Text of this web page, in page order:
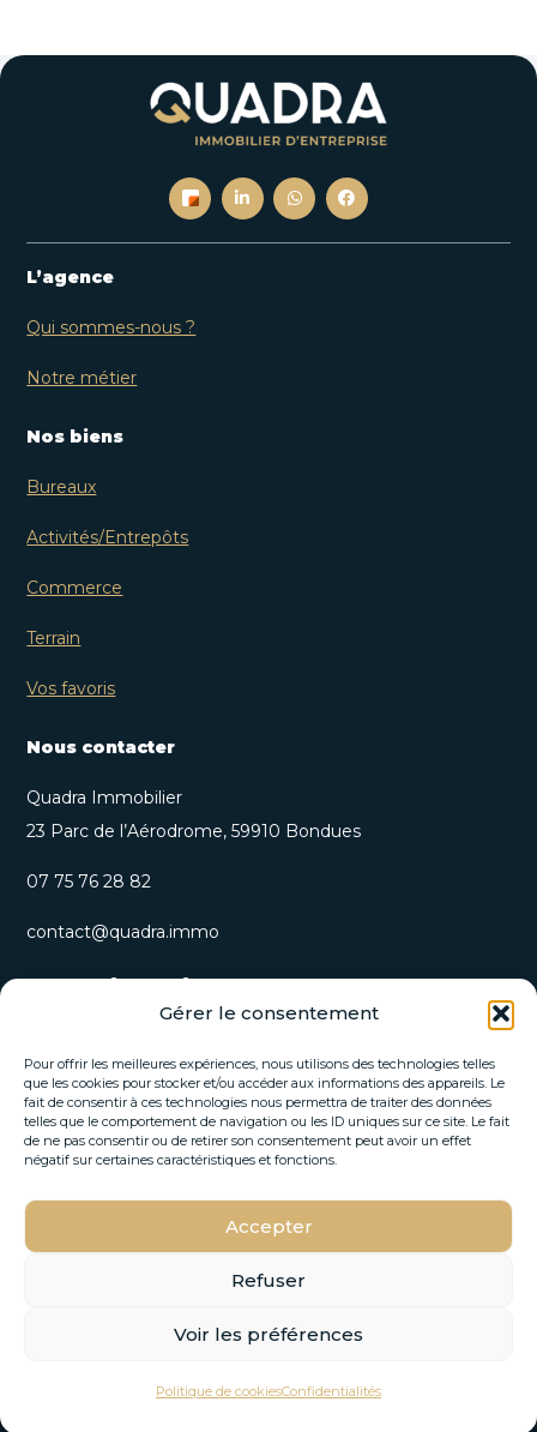
Gérer le consentement
Pour offrir les meilleures expériences, nous utilisons des technologies telles
que les cookies pour stocker et/ou accéder aux informations des appareils. Le
fait de consentir à ces technologies nous permettra de traiter des données
telles que le comportement de navigation ou les ID uniques sur ce site. Le fait
de ne pas consentir ou de retirer son consentement peut avoir un effet
négatif sur certaines caractéristiques et fonctions.
Accepter
Refuser
Voir les préférences
Politique de cookiesConfidentialités
L’agence
Qui sommes-nous ?
Notre métier
Nos biens
Bureaux
Activités/Entrepôts
Commerce
Terrain
Vos favoris
Nous contacter
Quadra Immobilier
23 Parc de l’Aérodrome, 59910 Bondues
07 75 76 28 82
contact@quadra.immo
S’inscrire à notre newsletter
Recevez nos opportunités immobilières et actualités
directement par email.
E
-
m
i
*
a
l
E
-
a
confidentialité–Design by FLOW44